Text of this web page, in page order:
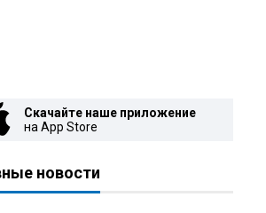
Скачайте наше приложение
на App Store
новости